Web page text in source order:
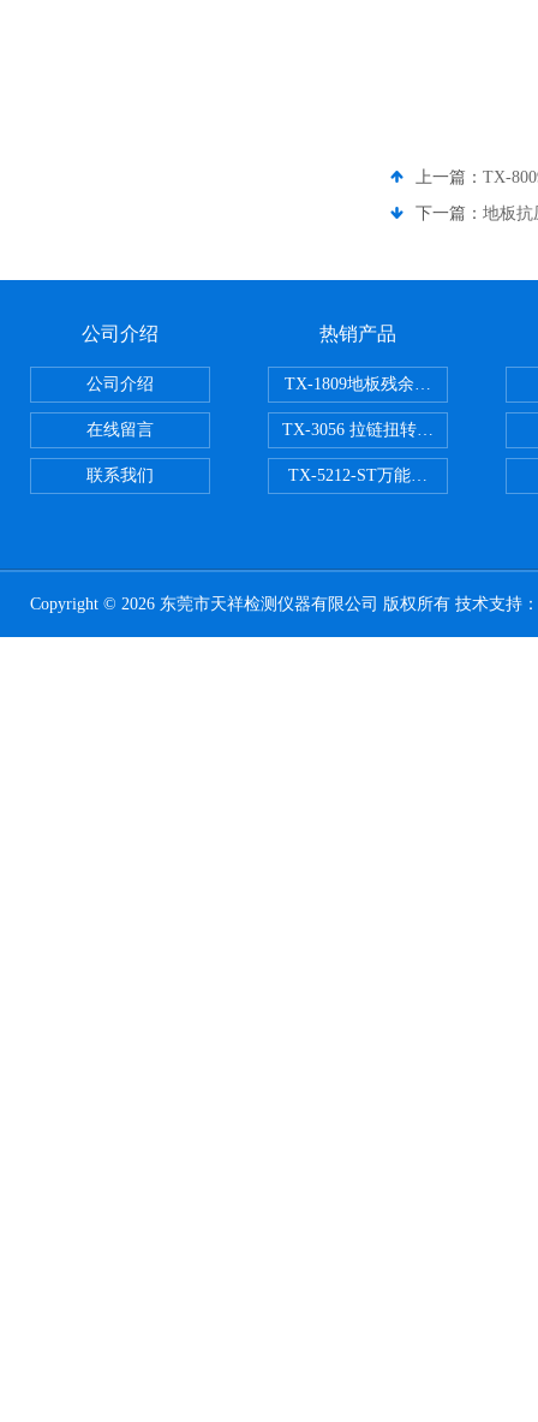
上一篇： TX-
下一篇： 地板抗
公司介绍
公司介绍
在线留言
联系我们
热销产品
TX-1809地板残余凹陷试验机
TX-3056 拉链扭转试验机
TX-5212-ST万能磨耗试验机（
Copyright © 2026 东莞市天祥检测仪器有限公司 版权所有 技术支持：